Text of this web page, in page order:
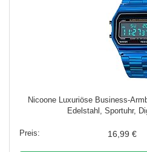
Nicoone Luxuriöse Business-
Edelstahl, Sportuhr,
16,99 €